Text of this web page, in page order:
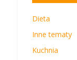
Dieta
Inne tematy
Kuchnia